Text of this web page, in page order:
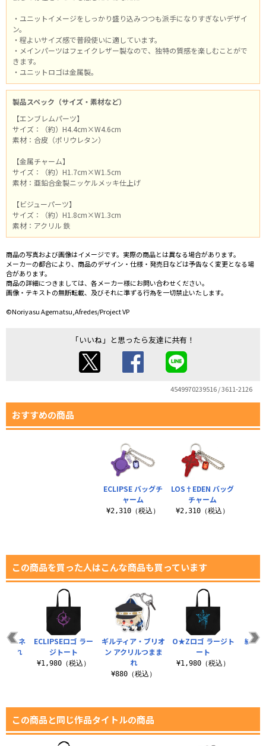
・ユニットイメージをしっかり盛り込みつつも派手になりすぎないデザイ
ン。
・程よいサイズ感で普段使いに適しています。
・メインパーツはフェイクレザー製なので、独特の質感を楽しむことがで
きます。
・ユニットロゴは金属製。
製品スペック（サイズ・素材など）
【エンブレムパーツ】
サイズ：（約）H4.4cm×W4.6cm
素材：合皮（ポリウレタン）
【金属チャーム】
サイズ：（約）H1.7cm×W1.5cm
素材：亜鉛合金製ニッケルメッキ仕上げ
【ビジューパーツ】
サイズ：（約）H1.8cm×W1.3cm
素材：アクリル 鉄
商品の写真および画像はイメージです。実際の商品とは異なる場合があります。
メーカーの都合により、商品のデザイン・仕様・発売日などは予告なく変更となる場
合があります。
商品の詳細につきましては、各メーカー様にお問い合わせください。
画像・テキストの無断転載、及びそれに準ずる行為を一切禁止いたします。
©Noriyasu Agematsu,Afredes/Project VP
「いいね」と思ったら友達に共有！
4549970239516 / 3611-2126
おすすめの商品
ECLIPSE バッグチ
ャーム
¥2,310（税込）
LOS†EDEN バッグ
チャーム
¥2,310（税込）
この商品を買った人はこんな商品も買っています
ギルティア・ブリオ
ン アクリルつまま
れ
¥880（税込）
O★Zロゴ ラージト
ート
¥1,980（税込）
結希
ロマネ
まれ
ECLIPSEロゴ ラー
ジトート
¥1,980（税込）
この商品と同じ作品タイトルの商品